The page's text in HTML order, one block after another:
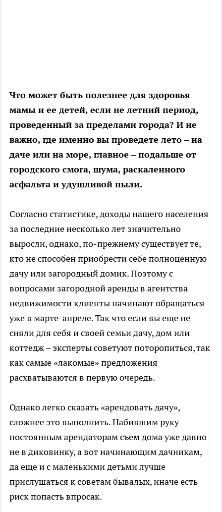
Что может быть полезнее для здоровья
мамы и ее детей, если не летний период,
проведенный за пределами города? И не
важно, где именно вы проведете лето – на
даче или на море, главное – подальше от
городского смога, шума, раскаленного
асфальта и удушливой пыли.
Согласно статистике, доходы нашего населения
за последние несколько лет значительно
выросли, однако, по-прежнему существует те,
кто не способен приобрести себе полноценную
дачу или загородный домик. Поэтому с
вопросами загородной аренды в агентства
недвижимости клиенты начинают обращаться
уже в марте-апреле. Так что если вы еще не
сняли для себя и своей семьи дачу, дом или
коттедж – эксперты советуют поторопиться, так
как самые «лакомые» предложения
расхватываются в первую очередь.
Однако легко сказать «арендовать дачу»,
сложнее это выполнить. Набившим руку
постоянным арендаторам съем дома уже давно
не в диковинку, а вот начинающим дачникам,
да еще и с маленькими детьми лучше
прислушаться к советам бывалых, иначе есть
риск попасть впросак.